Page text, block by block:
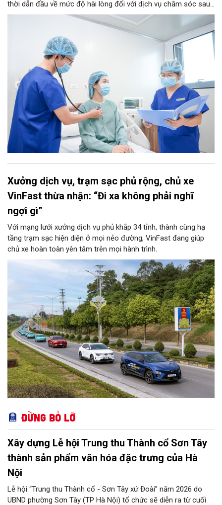
thời dẫn đầu về mức độ hài lòng đối với dịch vụ chăm sóc sau
điều trị.
Xưởng dịch vụ, trạm sạc phủ rộng, chủ xe
VinFast thừa nhận: “Đi xa không phải nghĩ
ngợi gì”
Với mạng lưới xưởng dịch vụ phủ khắp 34 tỉnh, thành cùng hạ
tầng trạm sạc hiện diện ở mọi nẻo đường, VinFast đang giúp
chủ xe hoàn toàn yên tâm trên mọi hành trình.
Đừng bỏ lỡ
Xây dựng Lễ hội Trung thu Thành cổ Sơn Tây
thành sản phẩm văn hóa đặc trưng của Hà
Nội
Lễ hội “Trung thu Thành cổ - Sơn Tây xứ Đoài” năm 2026 do
UBND phường Sơn Tây (TP Hà Nội) tổ chức sẽ diễn ra từ cuối